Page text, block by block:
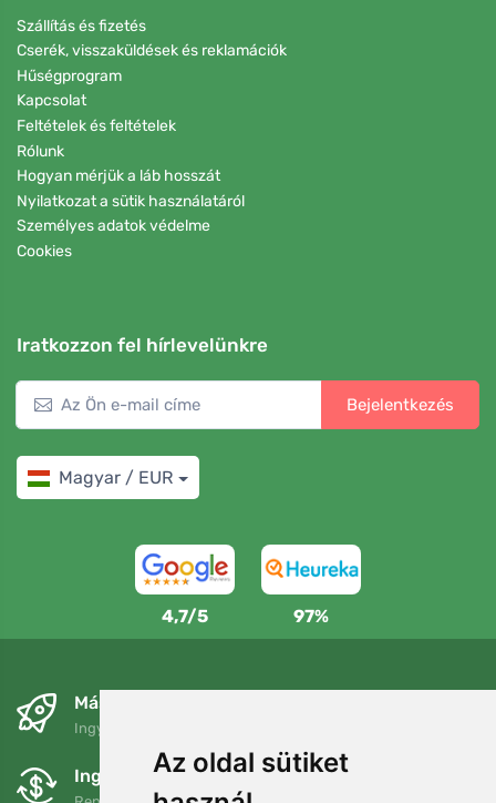
Az oldal sütiket
Szállítás és fizetés
Cserék, visszaküldések és reklamációk
Hűségprogram
Kapcsolat
Feltételek és feltételek
Rólunk
Hogyan mérjük a láb hosszát
Nyilatkozat a sütik használatáról
Személyes adatok védelme
Cookies
Iratkozzon fel hírlevelünkre
Bejelentkezés
Magyar / EUR
4,7/5 97%
Másnapra és ingyenesen
Ingyenes szállítás a következő összeg felett: 80 EUR
Ingyenes csere és visszaküldés